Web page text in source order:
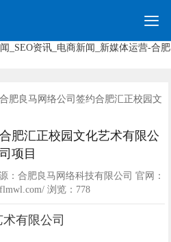

肥良马网络公司签约合肥汇正校园文
肥汇正校园文化艺术有限公
司项目
：合肥良马网络科技有限公司 官网：
浏览： 778
有限公司